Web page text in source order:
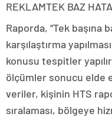
REKLAMTEK BAZ
Raporda, “Tek başına
karşılaştırma
konusu tespitler
ölçümler sonucu elde
veriler, kişinin HTS
sıralaması, bölgeye